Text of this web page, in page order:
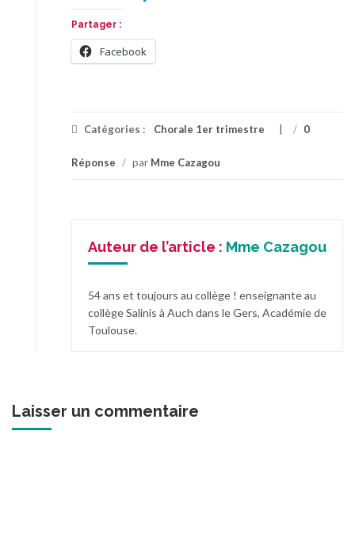
Partager :
Facebook
Catégories : Chorale 1er trimestre / 0
Réponse / par Mme Cazagou
Auteur de l’article : Mme Cazagou
54 ans et toujours au collège ! enseignante au
collège Salinis à Auch dans le Gers, Académie de
Toulouse.
Laisser un commentaire